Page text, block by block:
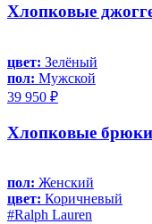
Хлопковые
цвет: Зелёный
пол: Мужской
39 950 ₽
Хлопковые брюки
пол: Женский
цвет: Коричневый
#Ralph Lauren